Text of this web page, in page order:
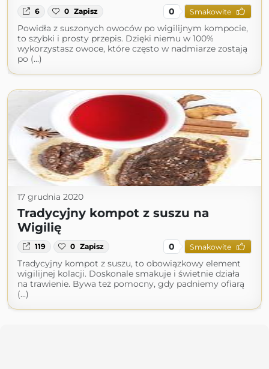
6 0 Zapisz 0 Smakowite
Powidła z suszonych owoców po wigilijnym kompocie,
to szybki i prosty przepis. Dzięki niemu w 100%
wykorzystasz owoce, które często w nadmiarze zostają
po (...)
17 grudnia 2020
Tradycyjny kompot z suszu na
Wigilię
119 0 Zapisz 0 Smakowite
Tradycyjny kompot z suszu, to obowiązkowy element
wigilijnej kolacji. Doskonale smakuje i świetnie działa
na trawienie. Bywa też pomocny, gdy padniemy ofiarą
(...)